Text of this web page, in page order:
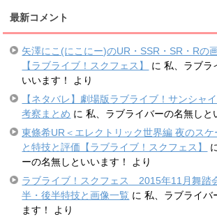
最新コメント
矢澤にこ(にこにー)のUR・SSR・SR・Rの
【ラブライブ！スクフェス】
に私、ラブラ
いいます！
より
【ネタバレ】劇場版ラブライブ！サンシャ
考察まとめ に私、ラブライバーの名無しと
東條希UR＜エレクトリック世界編 夜のス
と特技と評価【ラブライブ！スクフェス】
ーの名無しといいます！
より
ラブライブ！スクフェス 2015年11月舞踏
半・後半特技と画像一覧 に私、ラブライバ
ます！
より